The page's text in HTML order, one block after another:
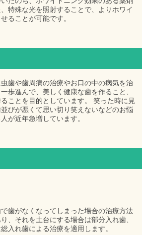
特殊な光を照射することで、よりホワイ
ることが可能です。
歯や歯周病の治療やお口の中の病気を治
歩進んで、美しく健康な歯を作ること、
ことを目的としています。 笑った時に見
びが悪くて思い切り笑えないなどのお悩
が近年急増しています。
歯がなくなってしまった場合の治療方法
、それを土台にする場合は部分入れ歯、
入れ歯による治療を適用します。